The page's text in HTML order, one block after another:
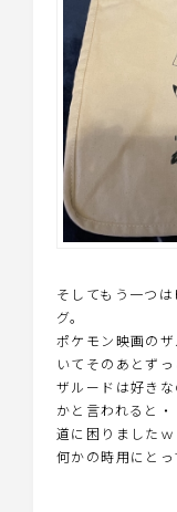
そしてもう一つ
グ。
ポケモン映画の
いてそのあとず
ザルードは好き
かと言われると
道に困りましたｗ
何かの時用にと